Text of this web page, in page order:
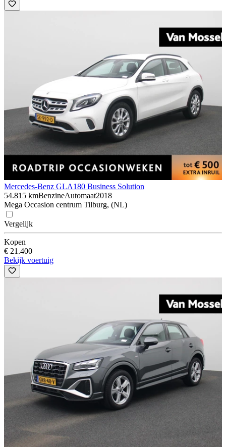
Mercedes-Benz GLA180 Business Solution
54.815 kmBenzineAutomaat2018
Mega Occasion centrum Tilburg, (NL)
Vergelijk
Kopen
€ 21.400
Bekijk voertuig